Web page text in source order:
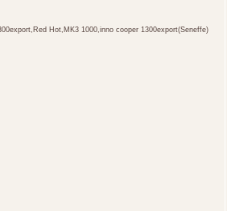
Hot,MK3 1000,inno cooper 1300export(Seneffe)